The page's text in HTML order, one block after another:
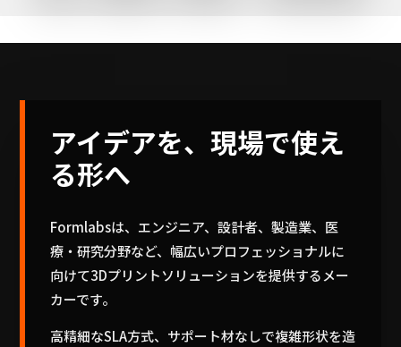
アイデアを、現場で使え
る形へ
Formlabsは、エンジニア、設計者、製造業、医
療・研究分野など、幅広いプロフェッショナルに
向けて3Dプリントソリューションを提供するメー
カーです。
高精細なSLA方式、サポート材なしで複雑形状を造